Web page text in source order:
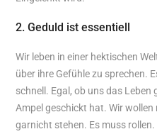
2. Geduld ist essentiell
Wir leben in einer hektischen
über ihre Gefühle zu sprechen.
schnell. Egal, ob uns das Leben
Ampel geschickt hat. Wir
garnicht stehen. Es muss